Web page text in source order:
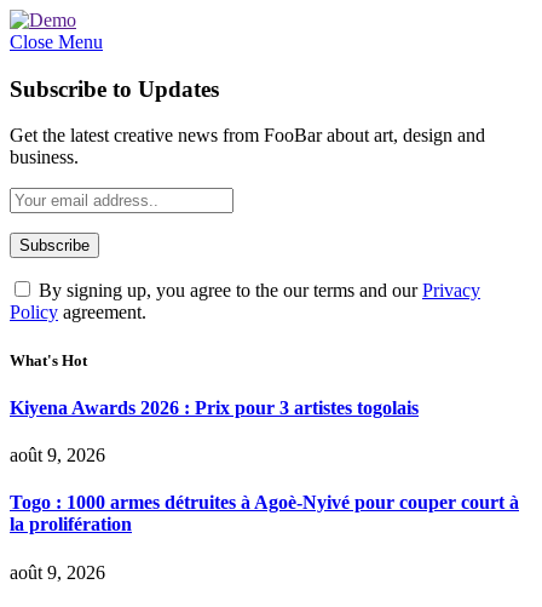
Close Menu
Subscribe to Updates
Get the latest creative news from FooBar about art, design and
business.
By signing up, you agree to the our terms and ourPrivacy
Policy agreement.
What's Hot
Kiyena Awards 2026 : Prix pour 3 artistes togolais
août 9, 2026
Togo : 1000 armes détruites à Agoè-Nyivé pour couper court à
la prolifération
août 9, 2026